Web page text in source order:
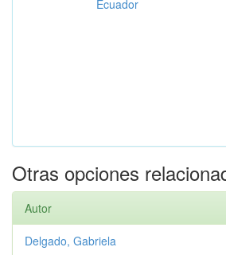
Ecuador
Otras opciones
Autor
Delgado, Gabriela